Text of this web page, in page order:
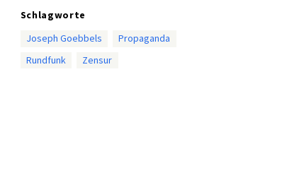
Schlagworte
Joseph Goebbels
Propaganda
Rundfunk
Zensur